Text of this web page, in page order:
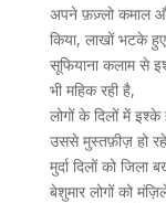
अपने फ़ज़्लो कमाल
किया, लाखों भटके
सूफियाना कलाम से
भी महिक रही है,
लोगों के दिलों में
उससे मुस्तफ़ीज़ हो
मुर्दा दिलों को
बेशुमार लोगों को